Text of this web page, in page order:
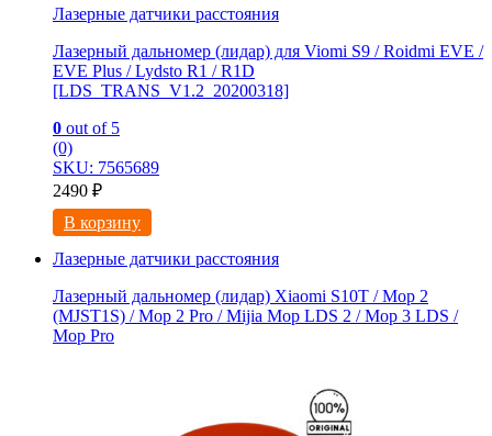
Лазерные датчики расстояния
Лазерный дальномер (лидар) для Viomi S9 / Roidmi EVE /
EVE Plus / Lydsto R1 / R1D
[LDS_TRANS_V1.2_20200318]
0 out of 5
(0)
SKU: 7565689
2490 ₽
В корзину
Лазерные датчики расстояния
Лазерный дальномер (лидар) Xiaomi S10T / Мoр 2
(MJSТ1S) / Mop 2 Pro / Mijia Моp LDS 2 / Мoр 3 LDS /
Мор Рrо